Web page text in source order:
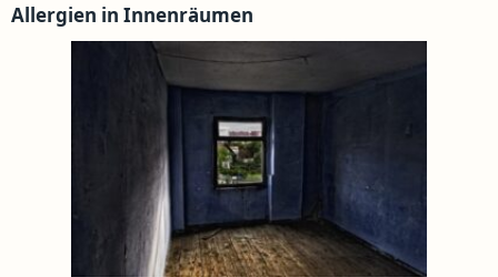
Allergien in Innenräumen